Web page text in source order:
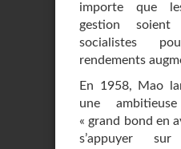
importe que
gestion soient
socialistes
rendements
En 1958, Mao
une
« grand bond en
s’appuyer